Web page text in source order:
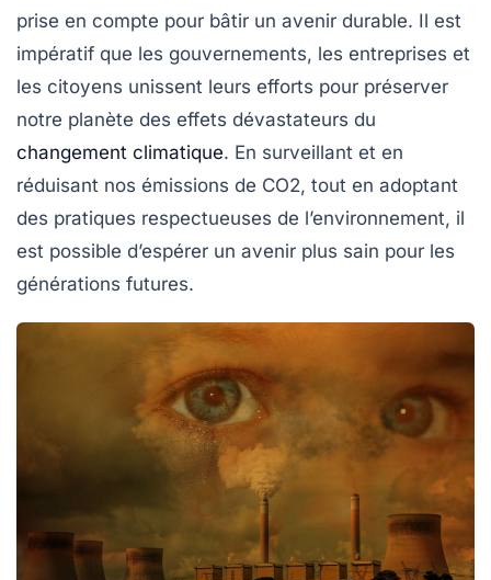
prise en compte pour bâtir un avenir durable. Il est
impératif que les gouvernements, les entreprises et
les citoyens unissent leurs efforts pour préserver
notre planète des effets dévastateurs du
changement climatique. En surveillant et en
réduisant nos émissions de CO2, tout en adoptant
des pratiques respectueuses de l’environnement, il
est possible d’espérer un avenir plus sain pour les
générations futures.